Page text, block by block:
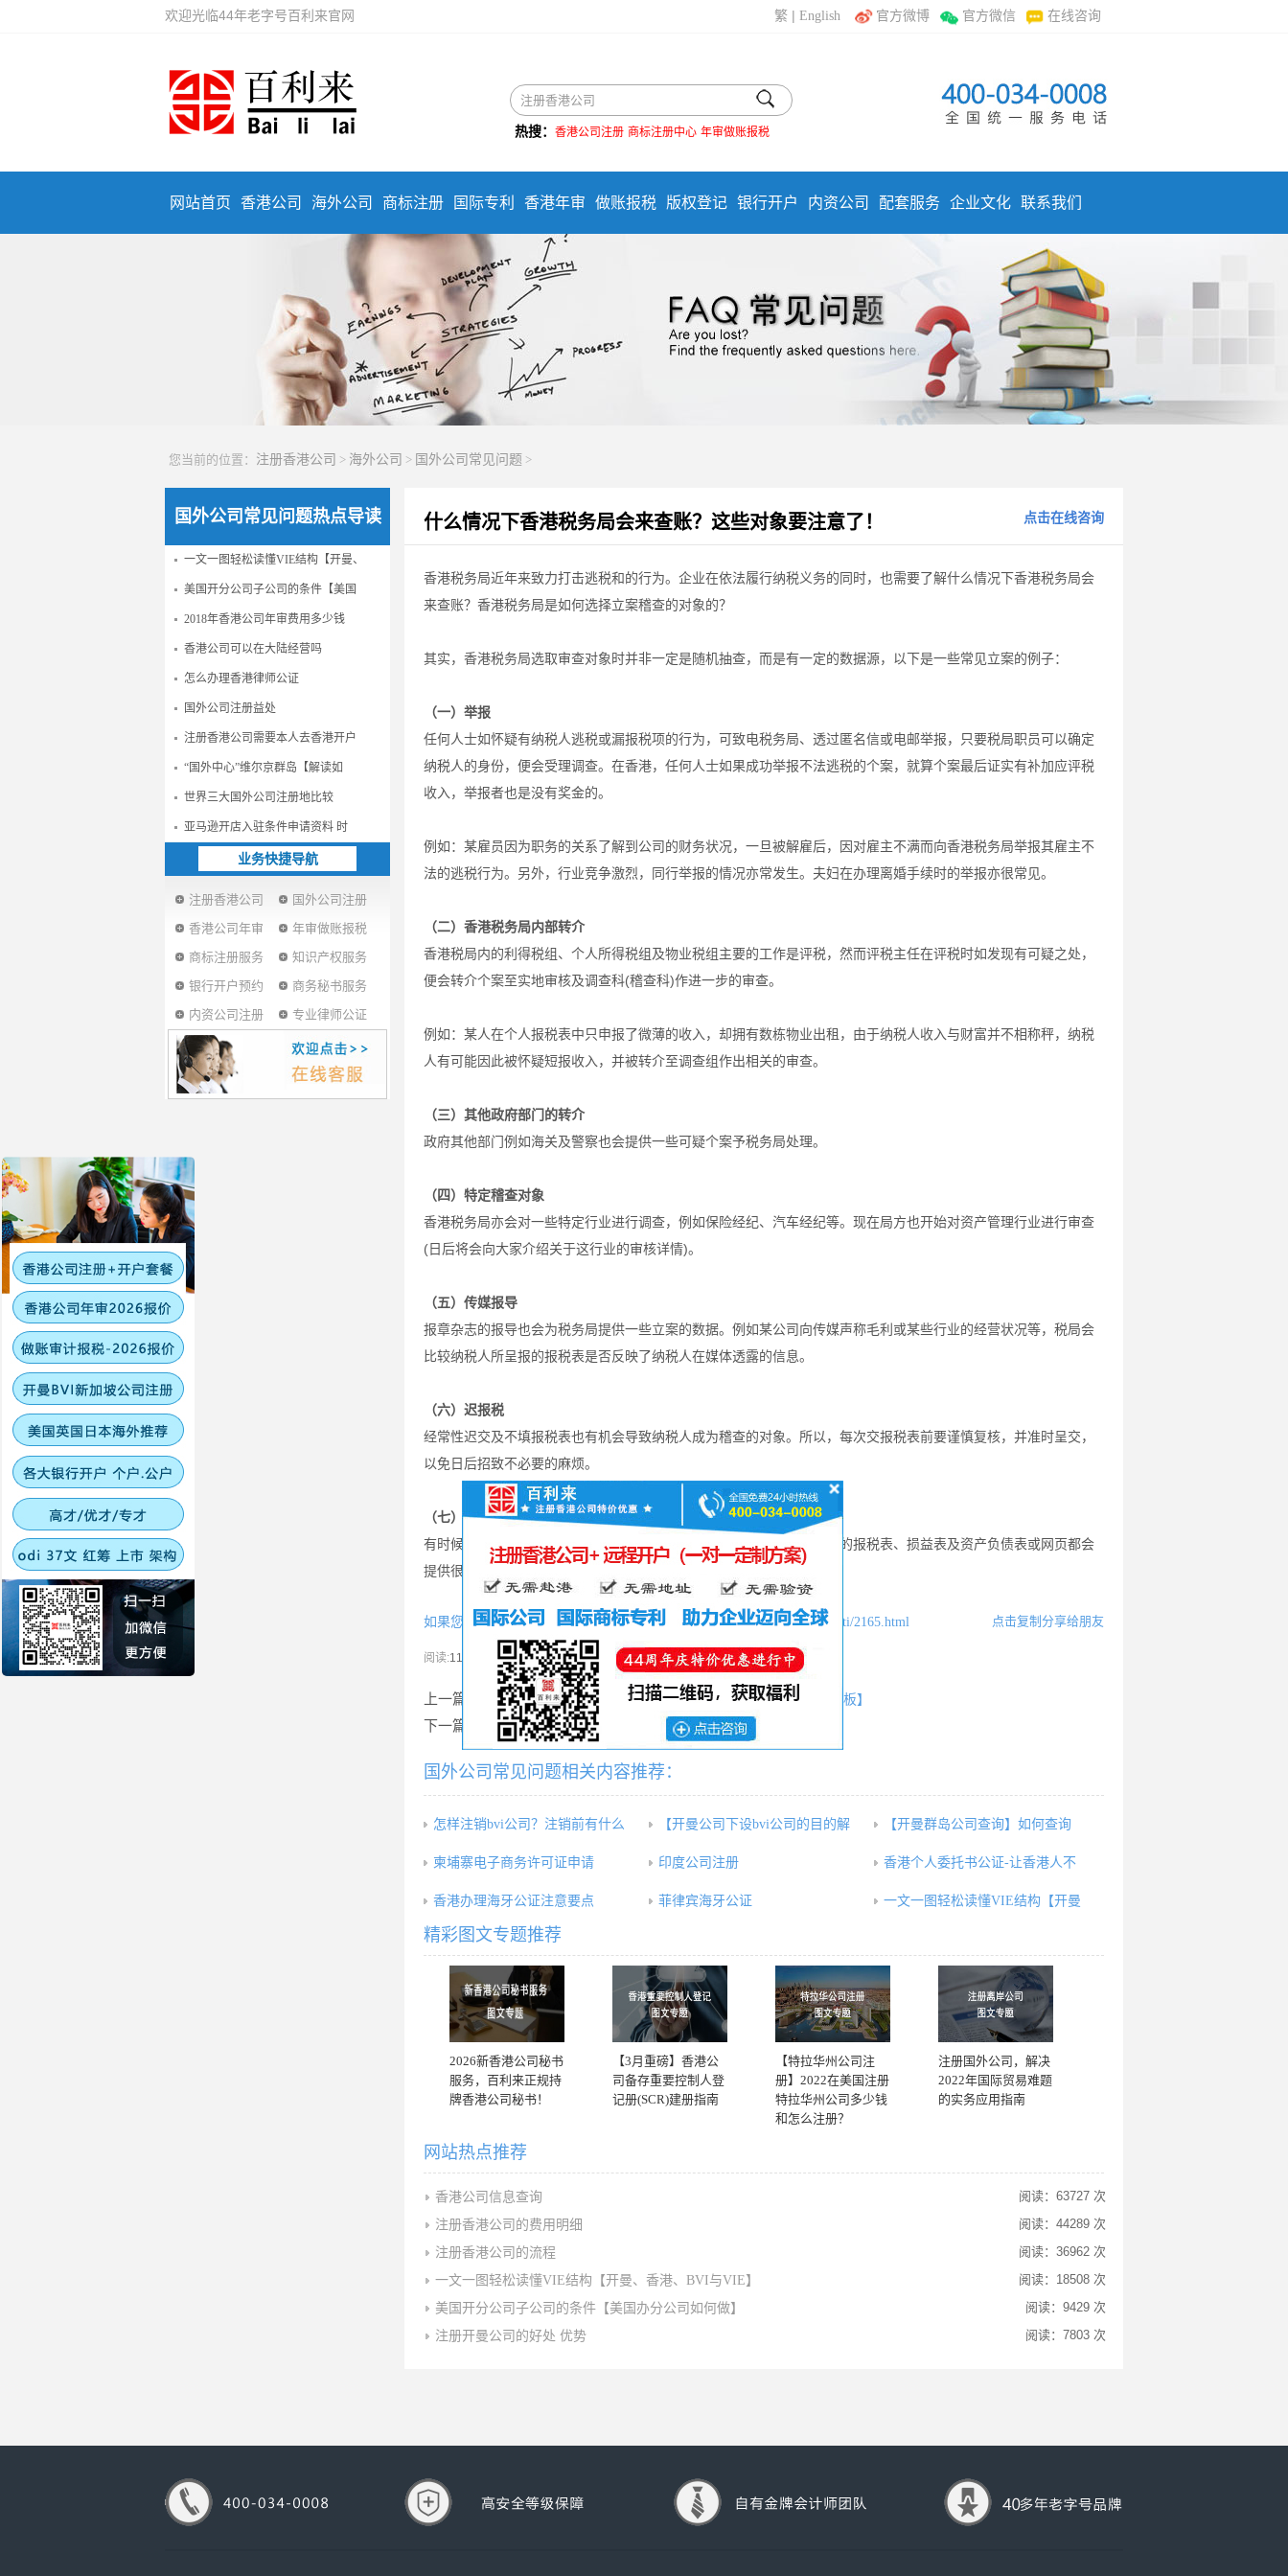
欢迎光临44年老字号百利来官网 繁 |English 官方微博 官方微信 在线咨询
热搜： 香港公司注册 商标注册中心 年审做账报税
网站首页 香港公司 海外公司 商标注册 国际专利 香港年审 做账报税 版权登记 银行开户 内资公司 配套服务 企业文化 联系我们
您当前的位置： 注册香港公司 > 海外公司 > 国外公司常见问题 >
国外公司常见问题热点导读
一文一图轻松读懂VIE结构【开曼、
美国开分公司子公司的条件【美国
2018年香港公司年审费用多少钱
香港公司可以在大陆经营吗
怎么办理香港律师公证
国外公司注册益处
注册香港公司需要本人去香港开户
“国外中心”维尔京群岛【解读如
世界三大国外公司注册地比较
亚马逊开店入驻条件申请资料 时
业务快捷导航
注册香港公司
国外公司注册
香港公司年审
年审做账报税
商标注册服务
知识产权服务
银行开户预约
商务秘书服务
内资公司注册
专业律师公证
什么情况下香港税务局会来查账？这些对象要注意了！ 点击在线咨询
香港税务局近年来致力打击逃税和的行为。企业在依法履行纳税义务的同时，也需要了解什么情况下香港税务局会
来查账？香港税务局是如何选择立案稽查的对象的？
其实，香港税务局选取审查对象时并非一定是随机抽查，而是有一定的数据源，以下是一些常见立案的例子：
（一）举报
任何人士如怀疑有纳税人逃税或漏报税项的行为，可致电税务局、透过匿名信或电邮举报，只要税局职员可以确定
纳税人的身份，便会受理调查。在香港，任何人士如果成功举报不法逃税的个案，就算个案最后证实有补加应评税
收入，举报者也是没有奖金的。
例如：某雇员因为职务的关系了解到公司的财务状况，一旦被解雇后，因对雇主不满而向香港税务局举报其雇主不
法的逃税行为。另外，行业竞争激烈，同行举报的情况亦常发生。夫妇在办理离婚手续时的举报亦很常见。
（二）香港税务局内部转介
香港税局内的利得税组、个人所得税组及物业税组主要的工作是评税，然而评税主任在评税时如发现有可疑之处，
便会转介个案至实地审核及调查科(稽查科)作进一步的审查。
例如：某人在个人报税表中只申报了微薄的收入，却拥有数栋物业出租，由于纳税人收入与财富并不相称秤，纳税
人有可能因此被怀疑短报收入，并被转介至调查组作出相关的审查。
（三）其他政府部门的转介
政府其他部门例如海关及警察也会提供一些可疑个案予税务局处理。
（四）特定稽查对象
香港税务局亦会对一些特定行业进行调查，例如保险经纪、汽车经纪等。现在局方也开始对资产管理行业进行审查
(日后将会向大家介绍关于这行业的审核详情)。
（五）传媒报导
报章杂志的报导也会为税务局提供一些立案的数据。例如某公司向传媒声称毛利或某些行业的经营状况等，税局会
比较纳税人所呈报的报税表是否反映了纳税人在媒体透露的信息。
（六）迟报税
经常性迟交及不填报税表也有机会导致纳税人成为稽查的对象。所以，每次交报税表前要谨慎复核，并准时呈交，
以免日后招致不必要的麻烦。
（七）自选对象
有时候评税主任也会自己选择稽查的对象。选择过程当中纳税人所申报的报税表、损益表及资产负债表或网页都会
提供很多重要的数据给税务局立案。
如果您喜欢本文可将网址：http://www.hkgcr.com/liangongsichangjianwenti/2165.html 点击复制分享给朋友
阅读:1179次 分享本文
上一篇： 香港上市首次需要多少费用及每年年费列表解析【主板与创业板】
下一篇： 开曼群岛公司谁是法定代表人？
国外公司常见问题相关内容推荐：
怎样注销bvi公司？注销前有什么 【开曼公司下设bvi公司的目的解 【开曼群岛公司查询】如何查询
柬埔寨电子商务许可证申请 印度公司注册 香港个人委托书公证-让香港人不
香港办理海牙公证注意要点 菲律宾海牙公证 一文一图轻松读懂VIE结构【开曼
精彩图文专题推荐
2026新香港公司秘书
服务，百利来正规持
牌香港公司秘书！
【3月重磅】香港公
司备存重要控制人登
记册(SCR)建册指南
【特拉华州公司注
册】2022在美国注册
特拉华州公司多少钱
和怎么注册？
注册国外公司，解决
2022年国际贸易难题
的实务应用指南
网站热点推荐
香港公司信息查询
阅读：63727 次
注册香港公司的费用明细
阅读：44289 次
注册香港公司的流程
阅读：36962 次
一文一图轻松读懂VIE结构【开曼、香港、BVI与VIE】
阅读：18508 次
美国开分公司子公司的条件【美国办分公司如何做】
阅读：9429 次
注册开曼公司的好处 优势
阅读：7803 次